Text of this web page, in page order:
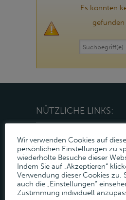
Es konnten
gefunden
NÜTZLICHE LINKS:
Gutachten
Lösungen
Wir verwenden Cookies auf
persönlichen Einstellungen zu
wiederholte Besuche dieser
Indem Sie auf „Akzeptieren“
Verwendung dieser Cookies zu.
auch die „Einstellungen“
Zustimmung individuell